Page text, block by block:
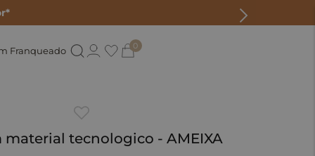
Franqueado 0
material tecnologico - AMEIXA